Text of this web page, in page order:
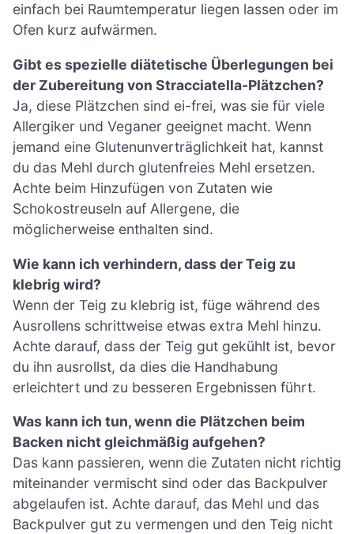
einfach bei Raumtemperatur liegen lassen oder im
Ofen kurz aufwärmen.
Gibt es spezielle diätetische Überlegungen bei
der Zubereitung von Stracciatella-Plätzchen?
Ja, diese Plätzchen sind ei-frei, was sie für viele
Allergiker und Veganer geeignet macht. Wenn
jemand eine Glutenunverträglichkeit hat, kannst
du das Mehl durch glutenfreies Mehl ersetzen.
Achte beim Hinzufügen von Zutaten wie
Schokostreuseln auf Allergene, die
möglicherweise enthalten sind.
Wie kann ich verhindern, dass der Teig zu
klebrig wird?
Wenn der Teig zu klebrig ist, füge während des
Ausrollens schrittweise etwas extra Mehl hinzu.
Achte darauf, dass der Teig gut gekühlt ist, bevor
du ihn ausrollst, da dies die Handhabung
erleichtert und zu besseren Ergebnissen führt.
Was kann ich tun, wenn die Plätzchen beim
Backen nicht gleichmäßig aufgehen?
Das kann passieren, wenn die Zutaten nicht richtig
miteinander vermischt sind oder das Backpulver
abgelaufen ist. Achte darauf, das Mehl und das
Backpulver gut zu vermengen und den Teig nicht